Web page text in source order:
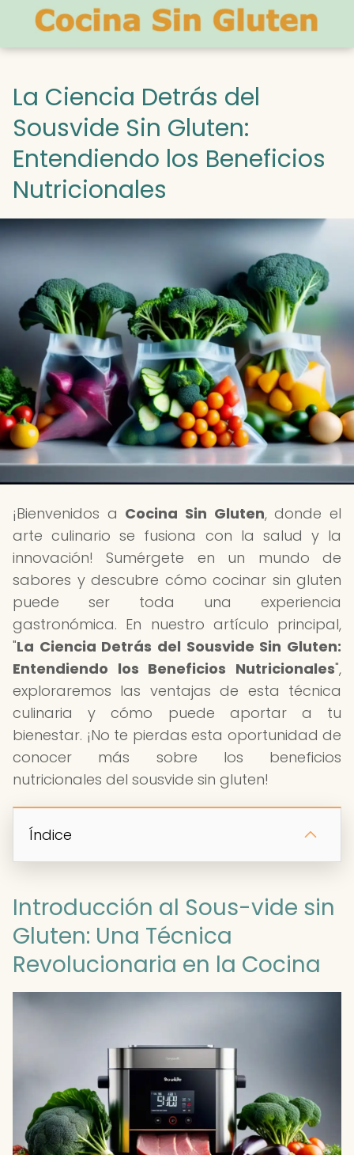
La Ciencia Detrás del
Sousvide Sin Gluten:
Entendiendo los Beneficios
Nutricionales
¡Bienvenidos a Cocina Sin Gluten, donde el
arte culinario se fusiona con la salud y la
innovación! Sumérgete en un mundo de
sabores y descubre cómo cocinar sin gluten
puede ser toda una experiencia
gastronómica. En nuestro artículo principal,
"La Ciencia Detrás del Sousvide Sin Gluten:
Entendiendo los Beneficios Nutricionales",
exploraremos las ventajas de esta técnica
culinaria y cómo puede aportar a tu
bienestar. ¡No te pierdas esta oportunidad de
conocer más sobre los beneficios
nutricionales del sousvide sin gluten!
Índice
Introducción al Sous-vide sin
Gluten: Una Técnica
Revolucionaria en la Cocina